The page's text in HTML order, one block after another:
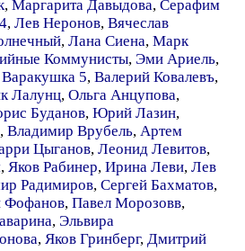
, Маргарита Давыдова, Серафим
, Лев Неронов, Вячеслав
, Лана Сиена, Марк
Коммунисты, Эми Ариель,
Варакушка 5, Валерий Ковалевъ,
Лалунц, Ольга Анцупова,
Буданов, Юрий Лазин,
, Владимир Врубель, Артем
Цыганов, Леонид Левитов,
, Яков Рабинер, Ирина Леви, Лев
Радимиров, Сергей Бахматов,
Фофанов, Павел Морозовв,
, Эльвира
, Яков Гринберг, Дмитрий